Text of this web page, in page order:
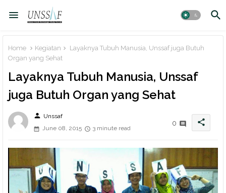
Home Kegiatan
Layaknya Tubuh Manusia, Unssaf juga Butuh
Organ yang Sehat
Layaknya Tubuh Manusia, Unssaf
juga Butuh Organ yang Sehat
person Unssaf
June 08, 2015
3 minute read
0 share